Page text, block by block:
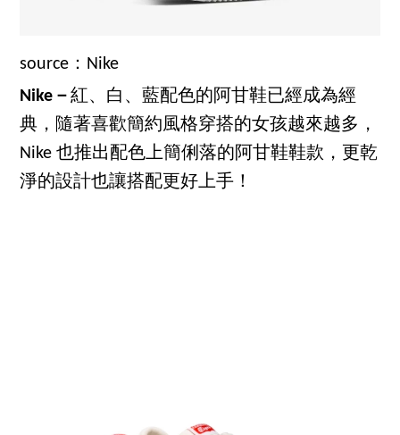
source：Nike
Nike－紅、白、藍配色的阿甘鞋已經成為經
典，隨著喜歡簡約風格穿搭的女孩越來越多，
Nike 也推出配色上簡俐落的阿甘鞋鞋款，更乾
淨的設計也讓搭配更好上手！